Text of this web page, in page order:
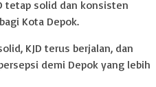
tetap solid dan konsisten
Kota Depok.
KJD terus berjalan, dan
demi Depok yang lebih